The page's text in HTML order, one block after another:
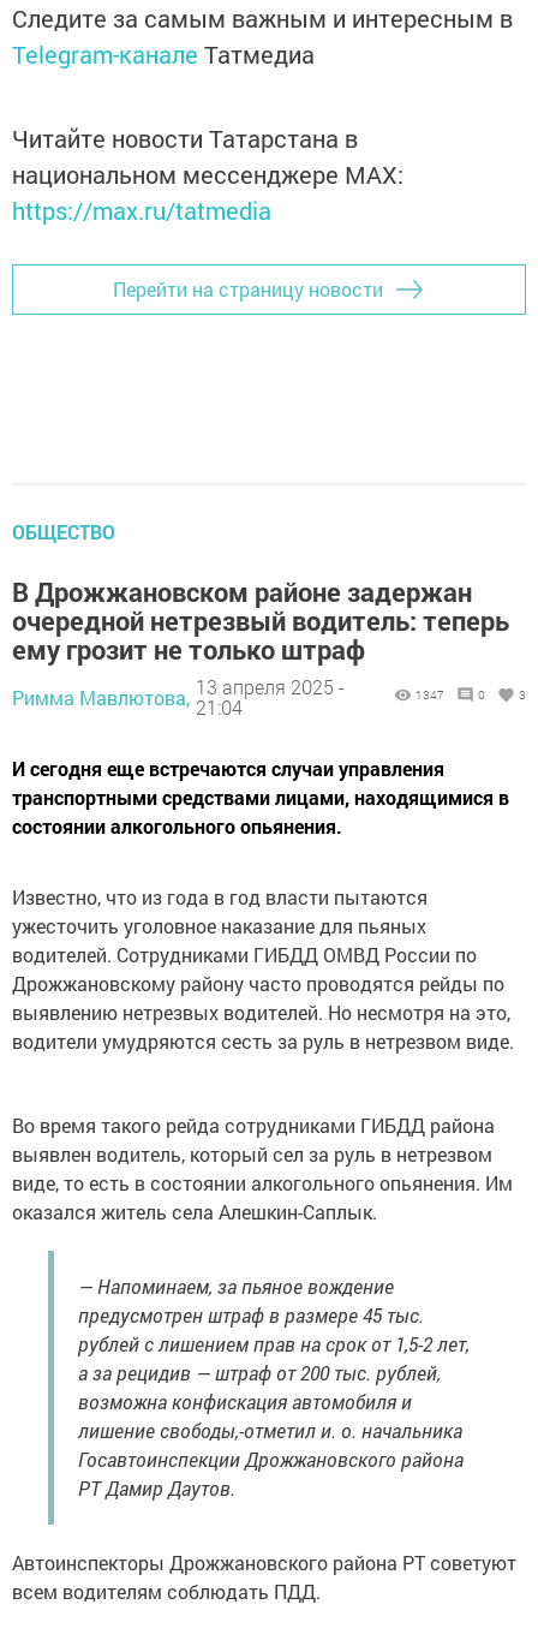
Следите за самым важным и интересным в
Telegram-канале Татмедиа
Читайте новости Татарстана в
национальном мессенджере MАХ:
https://max.ru/tatmedia
Перейти на страницу новости
ОБЩЕСТВО
В Дрожжановском районе задержан
очередной нетрезвый водитель: теперь
ему грозит не только штраф
Римма Мавлютова, 13 апреля 2025 -
21:04
1347 0 3
И сегодня еще встречаются случаи управления
транспортными средствами лицами, находящимися в
состоянии алкогольного опьянения.
Известно, что из года в год власти пытаются
ужесточить уголовное наказание для пьяных
водителей. Сотрудниками ГИБДД ОМВД России по
Дрожжановскому району часто проводятся рейды по
выявлению нетрезвых водителей. Но несмотря на это,
водители умудряются сесть за руль в нетрезвом виде.
Во время такого рейда сотрудниками ГИБДД района
выявлен водитель, который сел за руль в нетрезвом
виде, то есть в состоянии алкогольного опьянения. Им
оказался житель села Алешкин-Саплык.
— Напоминаем, за пьяное вождение
предусмотрен штраф в размере 45 тыс.
рублей с лишением прав на срок от 1,5-2 лет,
а за рецидив — штраф от 200 тыс. рублей,
возможна конфискация автомобиля и
лишение свободы,-отметил и. о. начальника
Госавтоинспекции Дрожжановского района
РТ Дамир Даутов.
Автоинспекторы Дрожжановского района РТ советуют
всем водителям соблюдать ПДД.